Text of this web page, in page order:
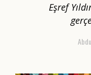
Eşref